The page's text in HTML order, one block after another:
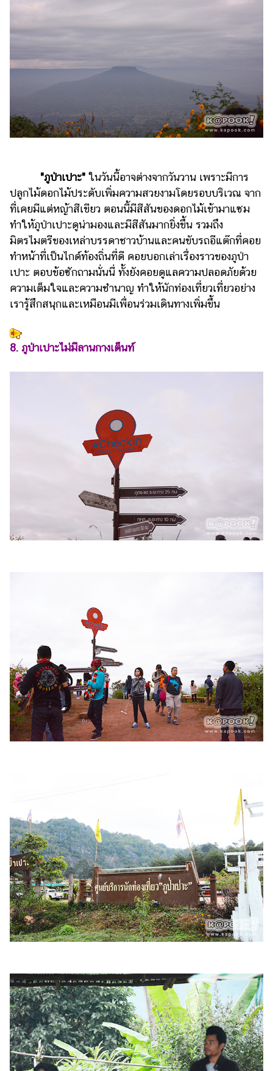
"ภูป่าเปาะ" ในวันนี้อาจต่างจากวันวาน เพราะมีการ
ปลูกไม้ดอกไม้ประดับเพิ่มความสวยงามโดยรอบบริเวณ จาก
ที่เคยมีแต่หญ้าสีเขียว ตอนนี้มีสีสันของดอกไม้เข้ามาแซม
ทำให้ภูป่าเปาะดูน่ามองและมีสีสันมากยิ่งขึ้น รวมถึง
มิตรไมตรีของเหล่าบรรดาชาวบ้านและคนขับรถอีแต๊กที่คอย
ทำหน้าที่เป็นไกด์ท้องถิ่นที่ดี คอยบอกเล่าเรื่องราวของภูป่า
เปาะ ตอบข้อซักถามนั่นนี่ ทั้งยังคอยดูแลความปลอดภัยด้วย
ความเต็มใจและความชำนาญ ทำให้นักท่องเที่ยวเที่ยวอย่าง
เรารู้สึกสนุกและเหมือนมีเพื่อนร่วมเดินทางเพิ่มขึ้น
8. ภูป่าเปาะไม่มีลานกางเต็นท์